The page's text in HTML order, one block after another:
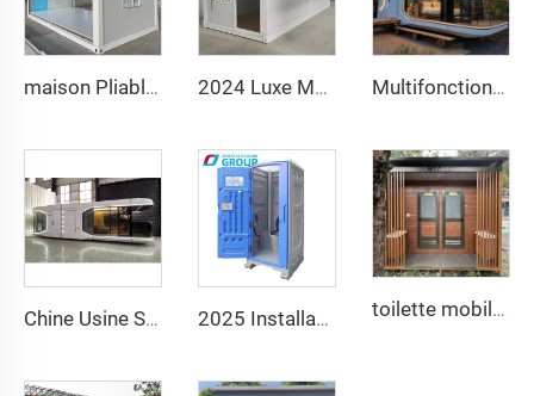
maison Pliable Mouvable 40 pieds Carrés 20 pieds Carrés Conteneur Maison Pièce Pliable Préfabriquée Boîte de Stockage Pliable Maisons Pliables à Vendre 2024 Luxe Maison Conteneur Pliable Préfabriquée 20 pieds Carrés à Vendre Multifonctionnel Préfabriqué Démontable Conteneur Maison Capsule Apple Bureau Hôtel Petite Cabane
Chine Usine Système Intelligent Domotique Maison Mobile Luxe Nouveau Capsule Espace Conteneur Préfabriqué pour Hôtel Résort 2025 Installation Facile WC Public Portable Toilette Luxe Salle de Bain Portable et Cabine de Douche Toilette Outdoor toilette mobile en acier pour usage extérieur 2024, fabriquée en usine, cabine de toilette publique pour maison avec matériaux de panneaux sandwich